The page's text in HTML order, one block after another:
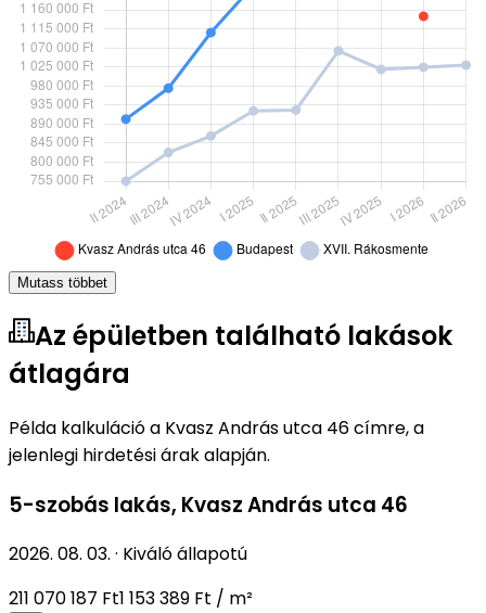
Mutass többet
Az épületben található lakások
átlagára
Példa kalkuláció a Kvasz András utca 46 címre, a
jelenlegi hirdetési árak alapján.
5-szobás lakás, Kvasz András utca 46
2026. 08. 03. · Kiváló állapotú
211 070 187 Ft1 153 389 Ft / m²